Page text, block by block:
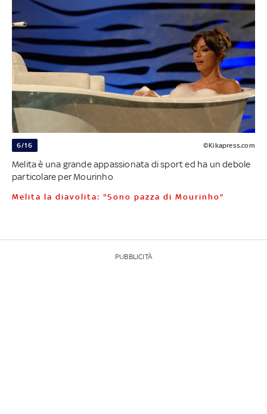
6/16 ©Kikapress.com
Melita è una grande appassionata di sport ed ha un debole
particolare per Mourinho
Melita la diavolita: "Sono pazza di Mourinho"
PUBBLICITÀ